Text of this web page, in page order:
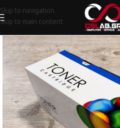
Skip to navigation
Skip to main content